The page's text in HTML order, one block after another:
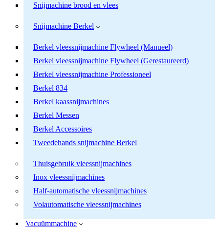
Snijmachine brood en vlees
Snijmachine Berkel
Berkel vleessnijmachine Flywheel (Manueel)
Berkel vleessnijmachine Flywheel (Gerestaureerd)
Berkel vleessnijmachine Professioneel
Berkel 834
Berkel kaassnijmachines
Berkel Messen
Berkel Accessoires
Tweedehands snijmachine Berkel
Thuisgebruik vleessnijmachines
Inox vleessnijmachines
Half-automatische vleessnijmachines
Volautomatische vleessnijmachines
Vacuümmachine